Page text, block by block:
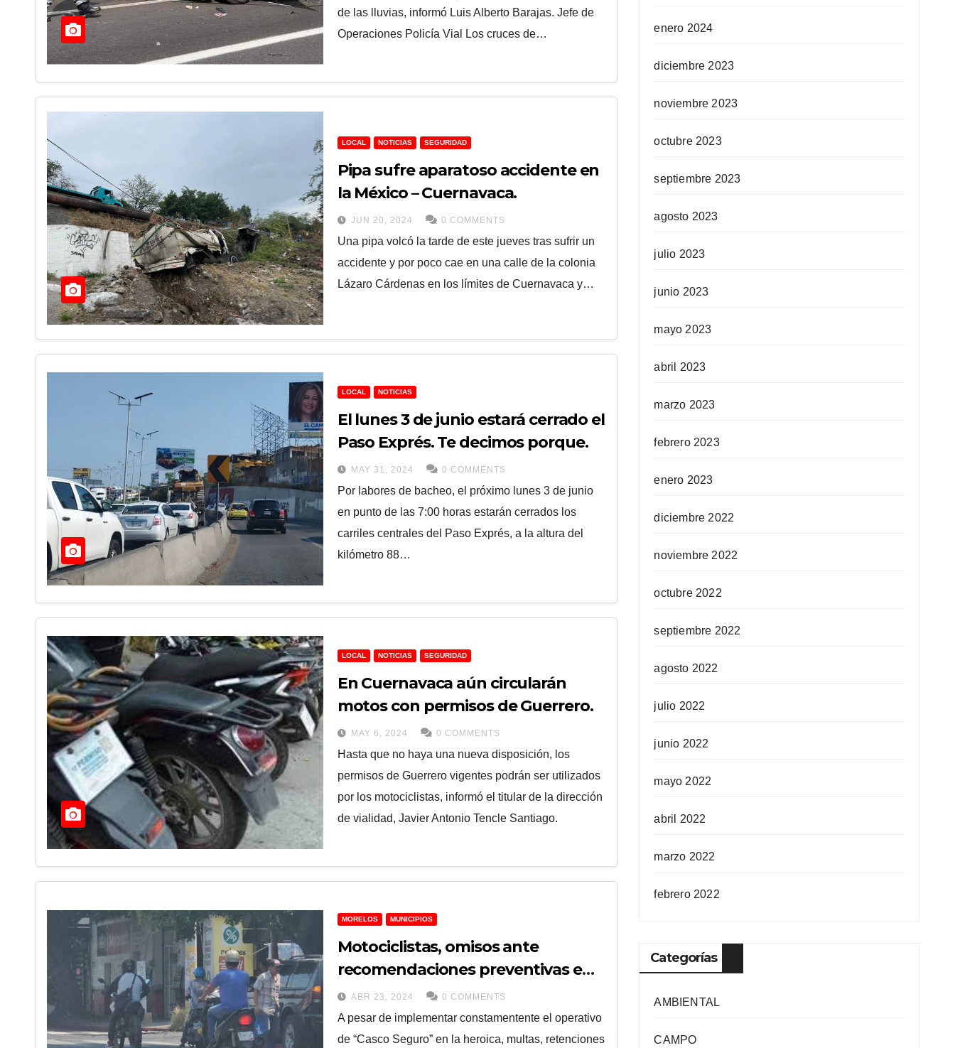
de las lluvias, informó Luis Alberto Barajas. Jefe de
Operaciones Policía Vial Los cruces de…
LOCAL NOTICIAS SEGURIDAD
Pipa sufre aparatoso accidente en
la México – Cuernavaca.
JUN 20, 2024 0 COMMENTS
Una pipa volcó la tarde de este jueves tras sufrir un
accidente y por poco cae en una calle de la colonia
Lázaro Cárdenas en los límites de Cuernavaca y…
LOCAL NOTICIAS
El lunes 3 de junio estará cerrado el
Paso Exprés. Te decimos porque.
MAY 31, 2024 0 COMMENTS
Por labores de bacheo, el próximo lunes 3 de junio
en punto de las 7:00 horas estarán cerrados los
carriles centrales del Paso Exprés, a la altura del
kilómetro 88…
LOCAL NOTICIAS SEGURIDAD
En Cuernavaca aún circularán
motos con permisos de Guerrero.
MAY 6, 2024 0 COMMENTS
Hasta que no haya una nueva disposición, los
permisos de Guerrero vigentes podrán ser utilizados
por los motociclistas, informó el titular de la dirección
de vialidad, Javier Antonio Tencle Santiago.
MORELOS MUNICIPIOS
Motociclistas, omisos ante
recomendaciones preventivas e
implementación de programa
“Casco seguro”: Vialidad
ABR 23, 2024 0 COMMENTS
A pesar de implementar constamentente el operativo
de “Casco Seguro” en la heroica, multas, retenciones
enero 2024
diciembre 2023
noviembre 2023
octubre 2023
septiembre 2023
agosto 2023
julio 2023
junio 2023
mayo 2023
abril 2023
marzo 2023
febrero 2023
enero 2023
diciembre 2022
noviembre 2022
octubre 2022
septiembre 2022
agosto 2022
julio 2022
junio 2022
mayo 2022
abril 2022
marzo 2022
febrero 2022
Categorías
AMBIENTAL
CAMPO